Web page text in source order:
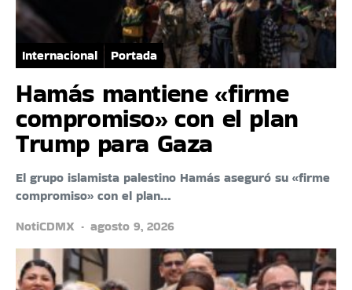
Internacional Portada
Hamás mantiene «firme
compromiso» con el plan
Trump para Gaza
El grupo islamista palestino Hamás aseguró su «firme
compromiso» con el plan…
NotiCDMX
agosto 9, 2026